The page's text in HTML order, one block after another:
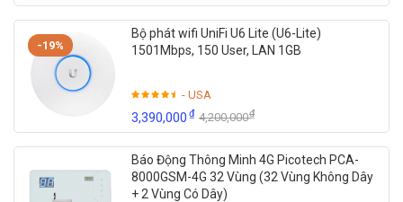
-19%
Bộ phát wifi UniFi U6 Lite (U6-Lite)
1501Mbps, 150 User, LAN 1GB
- USA
3,390,000₫ 4,200,000₫
Báo Động Thông Minh 4G Picotech PCA-
8000GSM-4G 32 Vùng (32 Vùng Không Dây
+ 2 Vùng Có Dây)